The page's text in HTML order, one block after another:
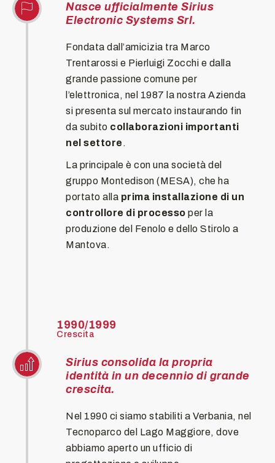
Nasce ufficialmente Sirius
Electronic Systems Srl.
Fondata dall’amicizia tra Marco
Trentarossi e Pierluigi Zocchi e dalla
grande passione comune per
l’elettronica, nel 1987 la nostra Azienda
si presenta sul mercato instaurando fin
da subito collaborazioni importanti
nel settore .
La principale è con una società del
gruppo Montedison (MESA), che ha
portato alla prima installazione di un
controllore di processo per la
produzione del Fenolo e dello Stirolo a
Mantova.
1990/1999
Crescita
Sirius consolida la propria
identità in un decennio di grande
crescita.
Nel 1990 ci siamo stabiliti a Verbania, nel
Tecnoparco del Lago Maggiore, dove
abbiamo aperto un ufficio di